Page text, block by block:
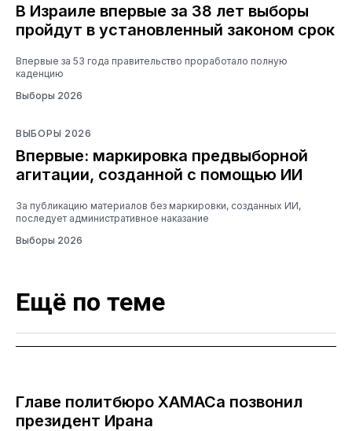
В Израиле впервые за 38 лет выборы
пройдут в установленный законом срок
Впервые за 53 года правительство проработало полную
каденцию
Выборы 2026
ВЫБОРЫ 2026
Впервые: маркировка предвыборной
агитации, созданной с помощью ИИ
За публикацию материалов без маркировки, созданных ИИ,
последует административное наказание
Выборы 2026
Ещё по теме
Главе политбюро ХАМАСа позвонил
президент Ирана